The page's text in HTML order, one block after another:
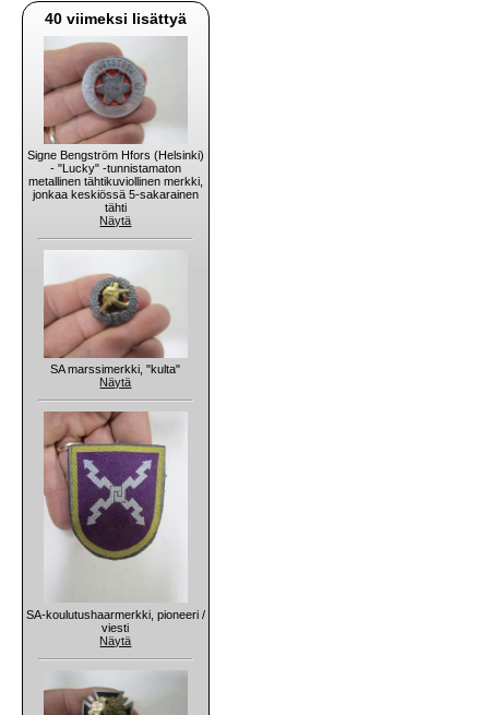
40 viimeksi lisättyä
Signe Bengström Hfors (Helsinki)
- "Lucky" -tunnistamaton
metallinen tähtikuviollinen merkki,
jonkaa keskiössä 5-sakarainen
tähti
Näytä
SA marssimerkki, "kulta"
Näytä
SA-koulutushaarmerkki, pioneeri /
viesti
Näytä